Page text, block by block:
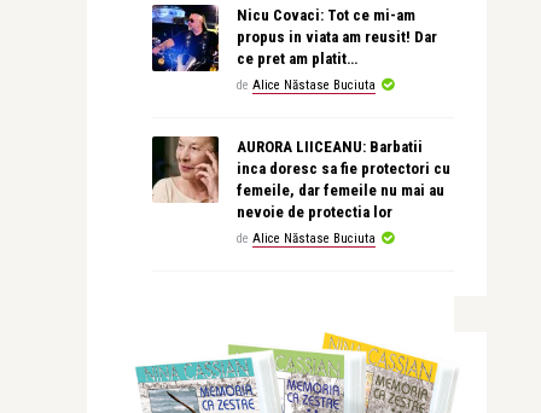
Nicu Covaci: Tot ce mi-am
propus in viata am reusit! Dar
ce pret am platit…
de Alice Năstase Buciuta
AURORA LIICEANU: Barbatii
inca doresc sa fie protectori cu
femeile, dar femeile nu mai au
nevoie de protectia lor
de Alice Năstase Buciuta